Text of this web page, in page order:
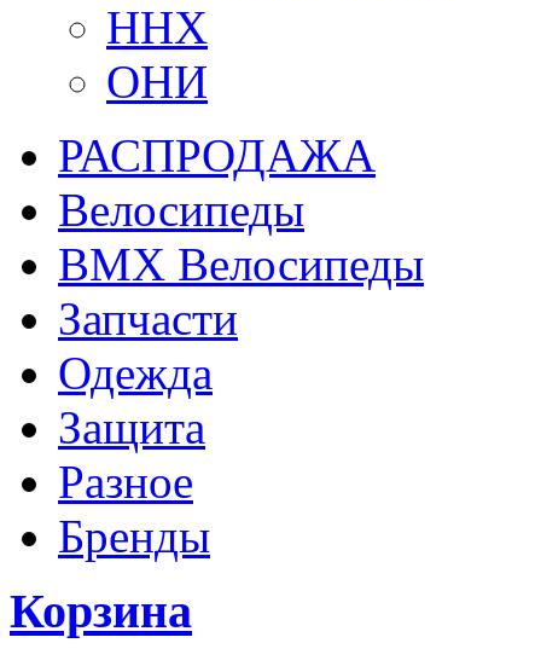
ННХ
ОНИ
РАСПРОДАЖА
Велосипеды
BMX Велосипеды
Запчасти
Одежда
Защита
Разное
Бренды
Корзина